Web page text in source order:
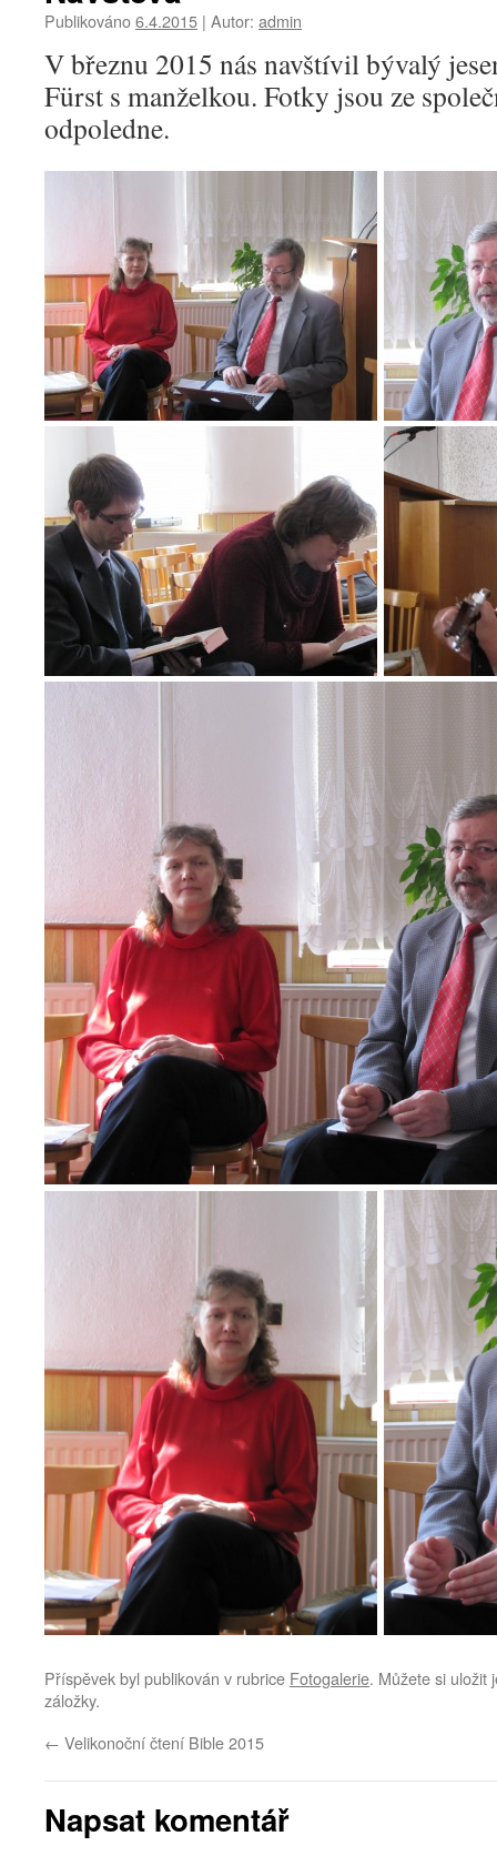
Publikováno6.4.2015 | Autor: admin
V březnu 2015 nás navštívil bývalý
Fürst s manželkou. Fotky jsou ze
odpoledne.
Příspěvek byl publikován v rubrice Fotogalerie. Můžete si uložit
záložky.
← Velikonoční čtení Bible 2015
Napsat komentář